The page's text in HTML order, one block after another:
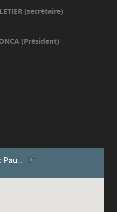
(secrétaire)
(Président)